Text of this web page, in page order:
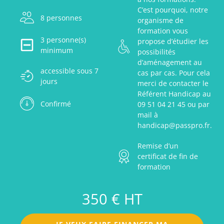
8 personnes
3 personne(s)
minimum
accessible sous 7
jours
Confirmé
C’est pourquoi, notre
organisme de
formation vous
propose d’étudier les
possibilités
d’aménagement au
cas par cas. Pour cela
merci de contacter le
Référent Handicap au
09 51 04 21 45 ou par
mail à
handicap@passpro.fr.
Remise d’un
certificat de fin de
formation
350 € HT